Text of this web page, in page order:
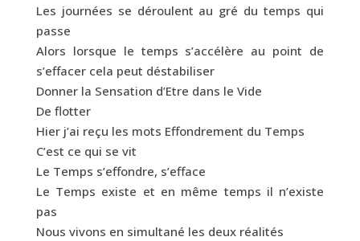
Les journées se déroulent au gré du temps qui
passe
Alors lorsque le temps s’accélère au point de
s’effacer cela peut déstabiliser
Donner la Sensation d’Etre dans le Vide
De flotter
Hier j’ai reçu les mots Effondrement du Temps
C’est ce qui se vit
Le Temps s’effondre, s’efface
Le Temps existe et en même temps il n’existe
pas
Nous vivons en simultané les deux réalités